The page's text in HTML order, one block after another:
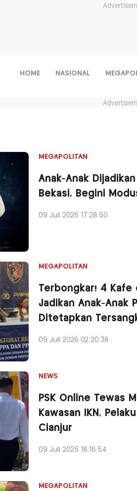
HOME NASIONAL
MEGAPOLITAN
Anak-Anak
Bekasi, Begini
09 Juli 2026 17:28:50
MEGAPOLITAN
Terbongkar! 4 Kafe
Jadikan Anak-Anak
Ditetapkan
09 Juli 2026 02:20:38
NEWS
PSK Online Tewas
Kawasan IKN,
Cianjur
09 Juli 2025 18:16:54
MEGAPOLITAN